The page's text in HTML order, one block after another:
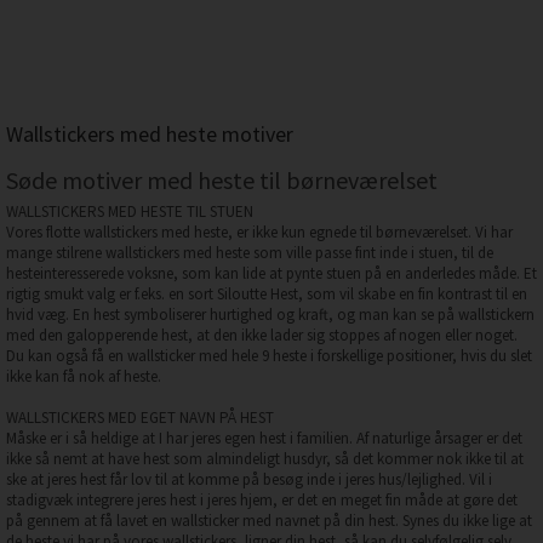
Wallstickers med heste motiver
Søde motiver med heste til børneværelset
WALLSTICKERS MED HESTE TIL STUEN
Vores flotte wallstickers med heste, er ikke kun egnede til børneværelset. Vi har
mange stilrene wallstickers med heste som ville passe fint inde i stuen, til de
hesteinteresserede voksne, som kan lide at pynte stuen på en anderledes måde. Et
rigtig smukt valg er f.eks. en sort Siloutte Hest, som vil skabe en fin kontrast til en
hvid væg. En hest symboliserer hurtighed og kraft, og man kan se på wallstickern
med den galopperende hest, at den ikke lader sig stoppes af nogen eller noget.
Du kan også få en wallsticker med hele 9 heste i forskellige positioner, hvis du slet
ikke kan få nok af heste.
WALLSTICKERS MED EGET NAVN PÅ HEST
Måske er i så heldige at I har jeres egen hest i familien. Af naturlige årsager er det
ikke så nemt at have hest som almindeligt husdyr, så det kommer nok ikke til at
ske at jeres hest får lov til at komme på besøg inde i jeres hus/lejlighed. Vil i
stadigvæk integrere jeres hest i jeres hjem, er det en meget fin måde at gøre det
på gennem at få lavet en wallsticker med navnet på din hest. Synes du ikke lige at